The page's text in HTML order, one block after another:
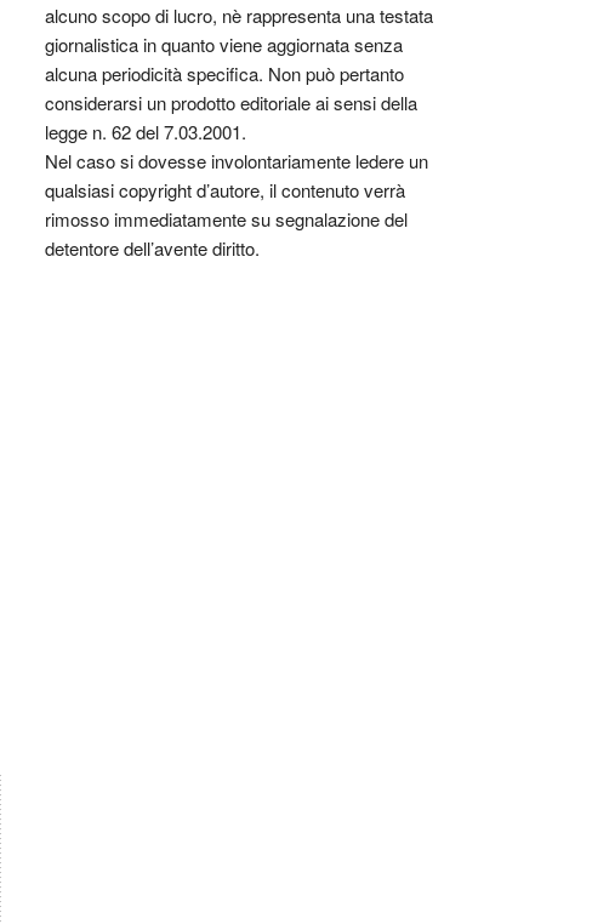
alcuno scopo di lucro, nè rappresenta una testata
giornalistica in quanto viene aggiornata senza
alcuna periodicità specifica. Non può pertanto
considerarsi un prodotto editoriale ai sensi della
legge n. 62 del 7.03.2001.
Nel caso si dovesse involontariamente ledere un
qualsiasi copyright d’autore, il contenuto verrà
rimosso immediatamente su segnalazione del
detentore dell’avente diritto.